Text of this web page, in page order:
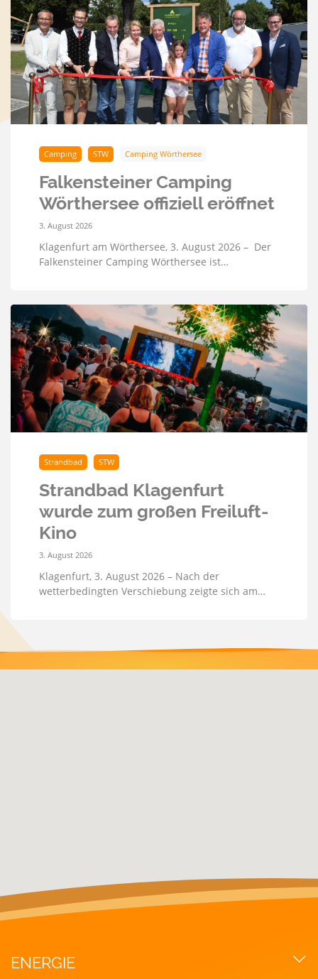
Camping STW Camping Wörthersee
Falkensteiner Camping
Wörthersee offiziell eröffnet
3. August 2026
Klagenfurt am Wörthersee, 3. August 2026 – Der
Falkensteiner Camping Wörthersee ist…
Strandbad STW
Strandbad Klagenfurt
wurde zum großen Freiluft-
Kino
3. August 2026
Klagenfurt, 3. August 2026 – Nach der
wetterbedingten Verschiebung zeigte sich am…
ENERGIE